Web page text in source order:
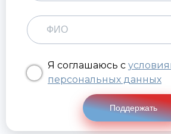
Я соглашаюсь с
персональных данных
Поддержать